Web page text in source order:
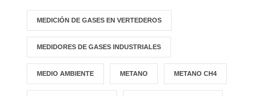
MEDICIÓN DE GASES EN VERTEDEROS
MEDIDORES DE GASES INDUSTRIALES
MEDIO AMBIENTE METANO METANO CH4